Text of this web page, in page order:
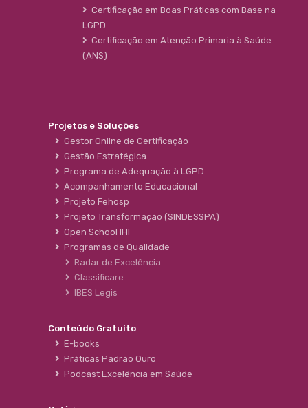
Certificação em Boas Práticas com Base na
LGPD
Certificação em Atenção Primaria à Saúde
(ANS)
Projetos e Soluções
Gestor Online de Certificação
Gestão Estratégica
Programa de Adequação à LGPD
Acompanhamento Educacional
Projeto Fehosp
Projeto Transformação (SINDESSPA)
Open School IHI
Programas de Qualidade
Radar de Excelência
Classificare
IBES Legis
Conteúdo Gratuito
E-books
Práticas Padrão Ouro
Podcast Excelência em Saúde